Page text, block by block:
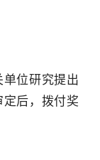
位研究提出
后，拨付奖